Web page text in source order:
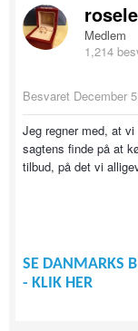
Medlem
1,214
Besvaret December
Jeg regner med, at
sagtens finde på at
tilbud, på det vi
SE DANMARKS
- KLIK HER